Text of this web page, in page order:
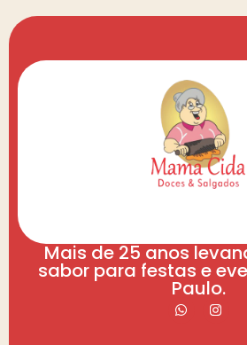
Mais de 25 anos
sabor para festas e
Paulo.